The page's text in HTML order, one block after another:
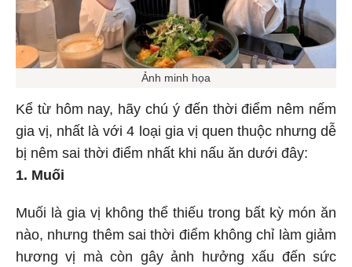
Ảnh minh họa
Kể từ hôm nay, hãy chú ý đến thời điểm nêm nếm
gia vị, nhất là với 4 loại gia vị quen thuộc nhưng dễ
bị nêm sai thời điểm nhất khi nấu ăn dưới đây:
1. Muối
Muối là gia vị không thể thiếu trong bất kỳ món ăn
nào, nhưng thêm sai thời điểm không chỉ làm giảm
hương vị mà còn gây ảnh hưởng xấu đến sức